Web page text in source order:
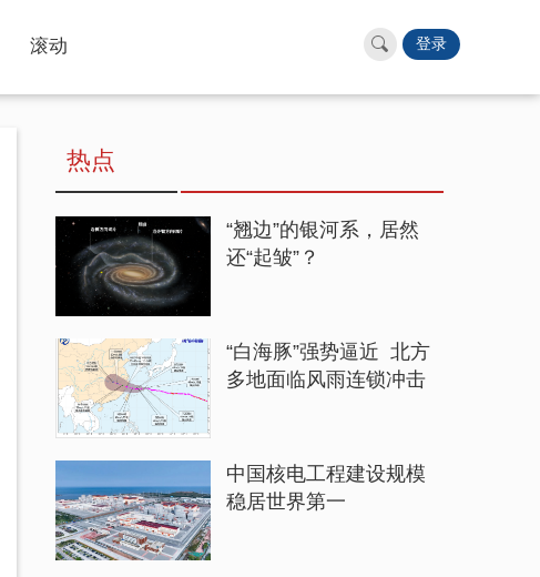
滚动 登录
热点
“翘边”的银河系，居然
还“起皱”？
“白海豚”强势逼近 北方
多地面临风雨连锁冲击
中国核电工程建设规模
稳居世界第一